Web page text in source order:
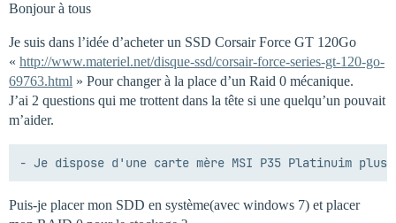
Bonjour à tous
Je suis dans l’idée d’acheter un SSD Corsair Force GT 120Go
« http://www.materiel.net/disque-ssd/corsair-force-series-gt-120-go-
69763.html » Pour changer à la place d’un Raid 0 mécanique.
J’ai 2 questions qui me trottent dans la tête si une quelqu’un pouvait
m’aider.
Puis-je placer mon SDD en système(avec windows 7) et placer